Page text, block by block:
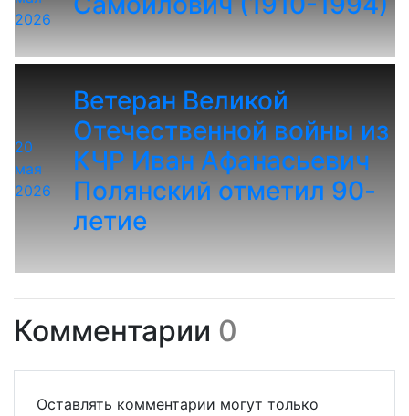
2026
20
мая
2026
Ветеран Великой
Отечественной войны из
КЧР Иван Афанасьевич
Полянский отметил 90-
летие
Комментарии 0
Оставлять комментарии могут только